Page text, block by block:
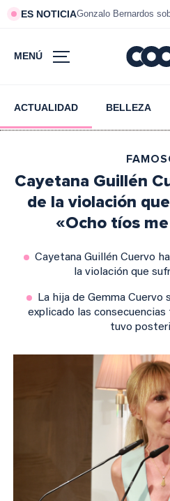
ES NOTICIAGonzalo Bernardos
MENÚ
ACTUALIDAD BELLEZA
Cayetana Guillén
de la violación
«Ocho tíos
Cayetana Guillén Cuervo
la violación que
La hija de Gemma Cuervo
explicado las
tuvo